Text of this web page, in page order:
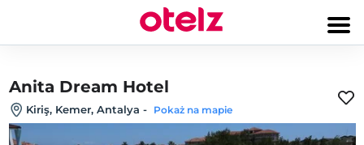
Anita Dream Hotel
Kiriş, Kemer, Antalya - Pokaż na mapie